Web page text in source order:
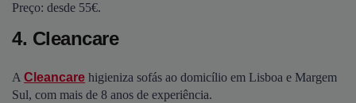
Preço: desde 55€.
4. Cleancare
A Cleancare higieniza sofás ao domicílio em Lisboa e Margem
Sul, com mais de 8 anos de experiência.